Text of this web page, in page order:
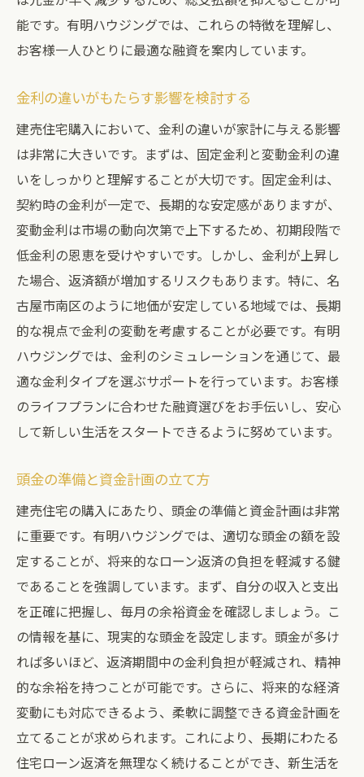
長期的な資産形成を見据えた購入計画
購入後のサポートサービスについて
たい融資の基礎知識
融資の基本概念とその役割
住宅ローンの返済シミュレーション方法
固定金利と変動金利の違い
返済期間に応じた利息の仕組み
融資審査の流れと要件
借入限度額の決め方とリスク管理
建売住宅購入時に押さえておくべき名古屋市南
区の融資情報
最新の金利動向と市場の状況
地元銀行による特別融資制度
政府支援プログラムの活用法
返済プランの選択肢とその効果
有明ハウジングの提供する情報源
名古屋市南区での建売購入をスムーズにする有
明ハウジングのアプローチ
スムーズな手続きを実現するサポート内容
顧客満足度を高めるための個別対応
契約前に確認すべき重要事項
購入後も安心のアフターサービス
有明ハウジングの独自の融資ネットワーク
顧客の声から学ぶ成功事例
個人情報が気になる方も安心！名古屋市南区の
建売住宅融資攻略法
能です。有明ハウジングでは、これらの特徴を理解し、
お客様一人ひとりに最適な融資を案内しています。
金利の違いがもたらす影響を検討する
建売住宅購入において、金利の違いが家計に与える影響
は非常に大きいです。まずは、固定金利と変動金利の違
いをしっかりと理解することが大切です。固定金利は、
契約時の金利が一定で、長期的な安定感がありますが、
変動金利は市場の動向次第で上下するため、初期段階で
低金利の恩恵を受けやすいです。しかし、金利が上昇し
た場合、返済額が増加するリスクもあります。特に、名
古屋市南区のように地価が安定している地域では、長期
的な視点で金利の変動を考慮することが必要です。有明
ハウジングでは、金利のシミュレーションを通じて、最
適な金利タイプを選ぶサポートを行っています。お客様
のライフプランに合わせた融資選びをお手伝いし、安心
して新しい生活をスタートできるように努めています。
頭金の準備と資金計画の立て方
建売住宅の購入にあたり、頭金の準備と資金計画は非常
に重要です。有明ハウジングでは、適切な頭金の額を設
定することが、将来的なローン返済の負担を軽減する鍵
であることを強調しています。まず、自分の収入と支出
を正確に把握し、毎月の余裕資金を確認しましょう。こ
の情報を基に、現実的な頭金を設定します。頭金が多け
れば多いほど、返済期間中の金利負担が軽減され、精神
的な余裕を持つことが可能です。さらに、将来的な経済
変動にも対応できるよう、柔軟に調整できる資金計画を
立てることが求められます。これにより、長期にわたる
住宅ローン返済を無理なく続けることができ、新生活を